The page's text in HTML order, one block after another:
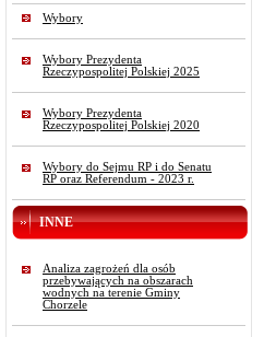
Wybory
Wybory Prezydenta
Rzeczypospolitej Polskiej 2025
Wybory Prezydenta
Rzeczypospolitej Polskiej 2020
Wybory do Sejmu RP i do Senatu
RP oraz Referendum - 2023 r.
INNE
Analiza zagrożeń dla osób
przebywających na obszarach
wodnych na terenie Gminy
Chorzele